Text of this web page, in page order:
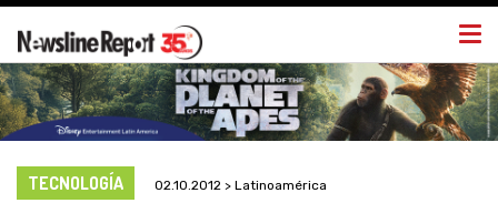
TECNOLOGÍA 02.10.2012 > Latinoamérica